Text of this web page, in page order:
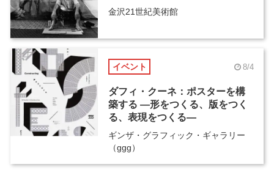
金沢21世紀美術館
イベント 8/4
ダフィ・クーネ：ポスターを構
築する ―形をつくる、版をつく
る、表現をつくる―
ギンザ・グラフィック・ギャラリー
（ggg）